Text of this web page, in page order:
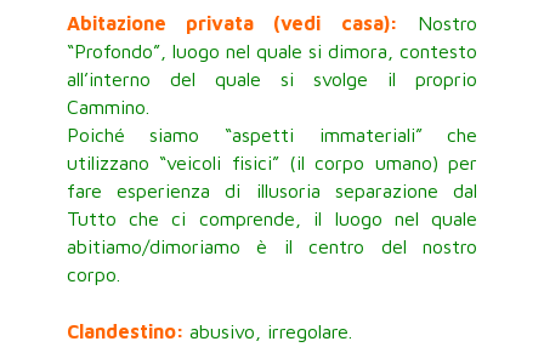
Abitazione privata (vedi casa): Nostro
“Profondo”, luogo nel quale si dimora, contesto
all’interno del quale si svolge il proprio
Cammino.
Poiché siamo “aspetti immateriali” che
utilizzano “veicoli fisici” (il corpo umano) per
fare esperienza di illusoria separazione dal
Tutto che ci comprende, il luogo nel quale
abitiamo/dimoriamo è il centro del nostro
corpo.
Clandestino: abusivo, irregolare.